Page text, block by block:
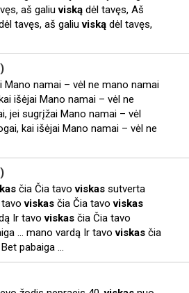
aš galiuviską dėl tavęs, Aš
tavęs, aš galiuviską dėl tavęs,
Mano namai – vėl ne mano namai
išėjai Mano namai – vėl ne
jei sugrįžai Mano namai – vėl
kai išėjai Mano namai – vėl ne
čia Čia tavoviskas sutverta
tavoviskas čia Čia tavoviskas
Ir tavoviskas čia Čia tavo
... mano vardą Ir tavoviskas čia
pabaiga ...